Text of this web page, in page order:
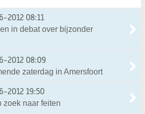
2012 08:11
in debat over bijzonder
2012 08:09
zaterdag in Amersfoort
2012 19:50
zoek naar feiten